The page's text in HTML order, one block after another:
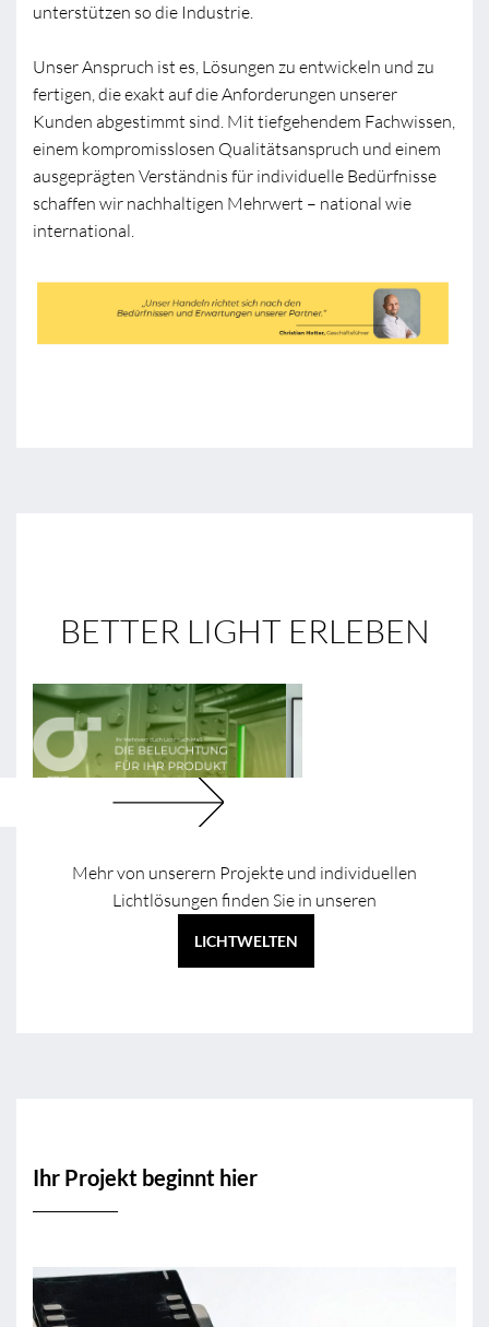
unterstützen so die Industrie.
Unser Anspruch ist es, Lösungen zu entwickeln und zu
fertigen, die exakt auf die Anforderungen unserer
Kunden abgestimmt sind. Mit tiefgehendem Fachwissen,
einem kompromisslosen Qualitätsanspruch und einem
ausgeprägten Verständnis für individuelle Bedürfnisse
schaffen wir nachhaltigen Mehrwert – national wie
international.
BETTER LIGHT ERLEBEN
Mehr von unserern Projekte und individuellen
Lichtlösungen finden Sie in unseren
LICHTWELTEN
Ihr Projekt beginnt hier